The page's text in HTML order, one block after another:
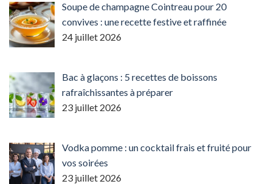
Soupe de champagne Cointreau pour 20
convives : une recette festive et raffinée
24 juillet 2026
Bac à glaçons : 5 recettes de boissons
rafraîchissantes à préparer
23 juillet 2026
Vodka pomme : un cocktail frais et fruité pour
vos soirées
23 juillet 2026